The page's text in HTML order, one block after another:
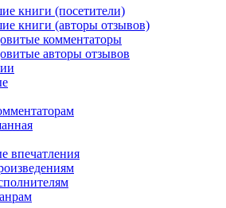
книги (посетители)
книги (авторы отзывов)
комментаторы
авторы отзывов
впечатления